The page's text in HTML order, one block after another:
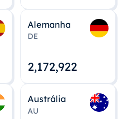
Alemanha
DE
2,172,922
Austrália
AU